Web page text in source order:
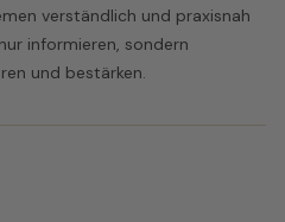
verständlich und praxisnah
informieren, sondern
und bestärken.